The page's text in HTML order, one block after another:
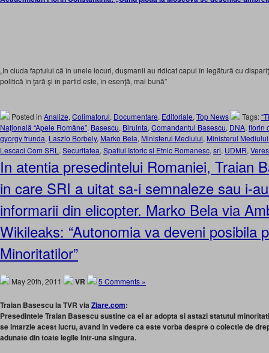
„In ciuda faptului că în unele locuri, duşmanii au ridicat capul în legătură cu
politică în ţară şi în partid este, în esenţă, mai bună”
Posted in Analize, Colimatorul, Documentare, Editoriale, Top News Tags:
Naţională “Apele Române”, Basescu, Biruinta, Comandantul Basescu, DNA, florin
gyorgy frunda, Laszlo Borbely, Marko Bela, Ministerul Mediului, Ministerul
Lescaci Com SRL , Securitatea, Spatiul Istoric si Etnic Romanesc, sri, UDMR,
In atentia presedintelui Romaniei, Traian
in care SRI a uitat sa-i semnaleze sau i-
informarii din elicopter. Marko Bela via
Wikileaks: “Autonomia va deveni posibila
Minoritatilor”
May 20th, 2011 VR 5 Comments »
Traian Basescu la TVR via Ziare.com:
Presedintele Traian Basescu sustine ca el ar adopta si astazi statutul
se intarzie acest lucru, avand in vedere ca este vorba despre o colectie de
adunate din toate legile intr-una singura.